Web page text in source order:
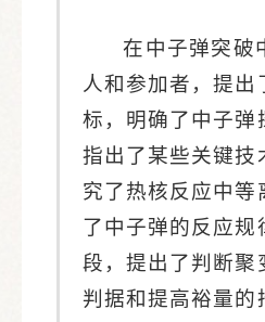
在中子弹突破
人和参加者，提出
标，明确了中子弹
指出了某些关键技
究了热核反应中等
了中子弹的反应规
段，提出了判断聚
判据和提高裕量的